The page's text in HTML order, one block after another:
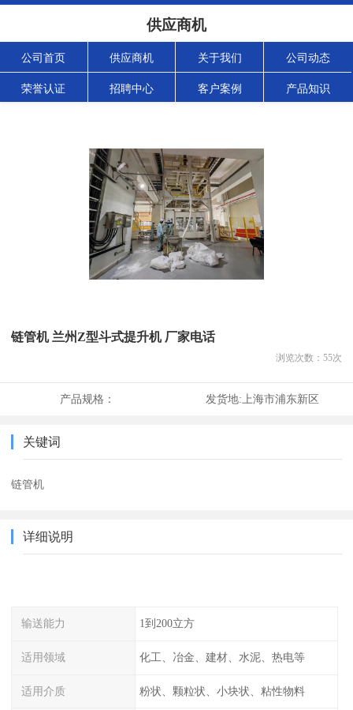
供应商机
公司首页 供应商机 关于我们 公司动态
荣誉认证 招聘中心 客户案例 产品知识
链管机 兰州Z型斗式提升机 厂家电话
浏览次数： 55次
产品规格： 发货地: 上海市浦东新区
关键词
链管机
详细说明
输送能力 1到200立方
适用领域 化工、冶金、建材、水泥、热电等
适用介质 粉状、颗粒状、小块状、粘性物料